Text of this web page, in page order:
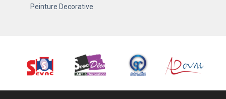
Peinture Decorative